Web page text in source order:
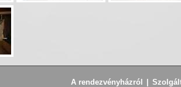
A rendezvényházról |